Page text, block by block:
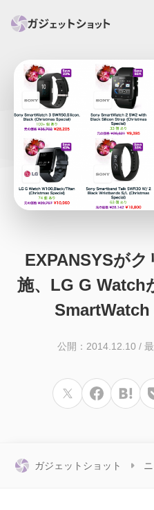
すべて
セール情報 スマートホーム
回線 iPhone iPad
ガイド ニュース オーデ
EXPANSYSが
施、LG G Watch
SmartWatch
公開：2014.12.10 /
ガジェットショット